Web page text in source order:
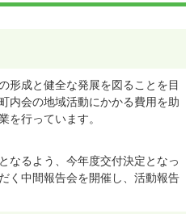
形成と健全な発展を図ることを目
内会の地域活動にかかる費用を助
を行っています。
なるよう、今年度交付決定となっ
く中間報告会を開催し、活動報告